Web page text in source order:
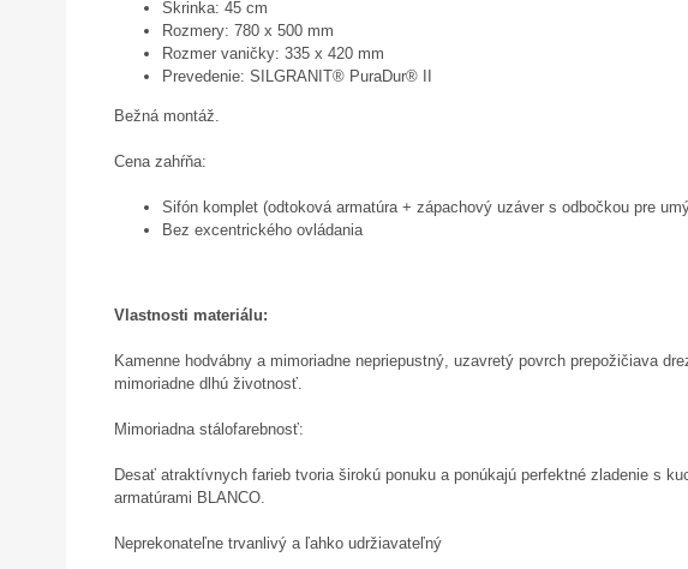
Skrinka: 45 cm
Rozmery: 780 x 500 mm
Rozmer vaničky: 335 x 420 mm
Prevedenie: SILGRANIT® PuraDur® II
Bežná montáž.
Cena zahŕňa:
Sifón komplet (odtoková armatúra + zápachový uzáver s odbočkou pre
Bez excentrického ovládania
Vlastnosti materiálu:
Kamenne hodvábny a mimoriadne nepriepustný, uzavretý povrch prepožičiava
mimoriadne dlhú životnosť.
Mimoriadna stálofarebnosť:
Desať atraktívnych farieb tvoria širokú ponuku a ponúkajú perfektné zladenie s
armatúrami BLANCO.
Neprekonateľne trvanlivý a ľahko udržiavateľný